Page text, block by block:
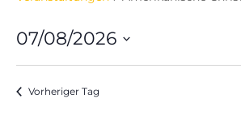
07/08/2026
Vorheriger Tag